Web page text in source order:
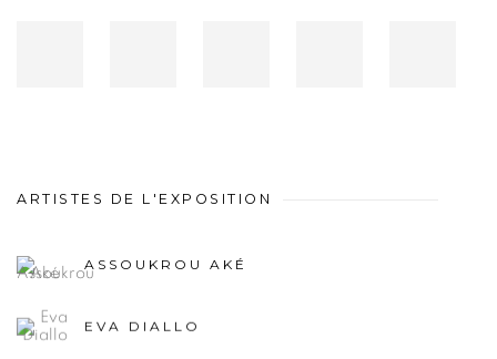
ARTISTES DE L'EXPOSITION
ASSOUKROU AKÉ
EVA DIALLO